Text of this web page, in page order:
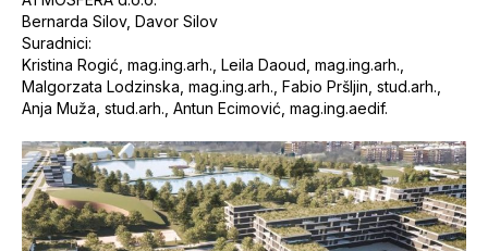
Bernarda Silov, Davor Silov
Suradnici:
Kristina Rogić, mag.ing.arh., Leila Daoud, mag.ing.arh.,
Malgorzata Lodzinska, mag.ing.arh., Fabio Pršljin, stud.arh.,
Anja Muža, stud.arh., Antun Ecimović, mag.ing.aedif.